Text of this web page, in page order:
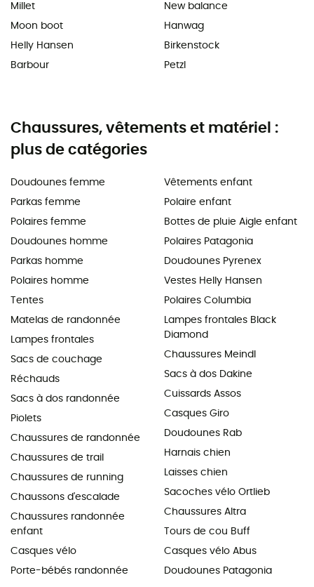
Millet
Moon boot
Helly Hansen
Barbour
New balance
Hanwag
Birkenstock
Petzl
Chaussures, vêtements et matériel :
plus de catégories
Doudounes femme
Parkas femme
Polaires femme
Doudounes homme
Parkas homme
Polaires homme
Tentes
Matelas de randonnée
Lampes frontales
Sacs de couchage
Réchauds
Sacs à dos randonnée
Piolets
Chaussures de randonnée
Chaussures de trail
Chaussures de running
Chaussons d'escalade
Chaussures randonnée
enfant
Casques vélo
Porte-bébés randonnée
Vêtements enfant
Polaire enfant
Bottes de pluie Aigle enfant
Polaires Patagonia
Doudounes Pyrenex
Vestes Helly Hansen
Polaires Columbia
Lampes frontales Black
Diamond
Chaussures Meindl
Sacs à dos Dakine
Cuissards Assos
Casques Giro
Doudounes Rab
Harnais chien
Laisses chien
Sacoches vélo Ortlieb
Chaussures Altra
Tours de cou Buff
Casques vélo Abus
Doudounes Patagonia